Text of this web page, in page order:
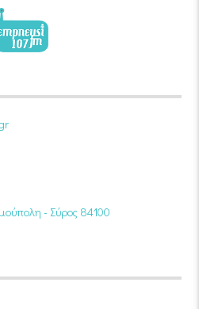
- Σύρος 84100